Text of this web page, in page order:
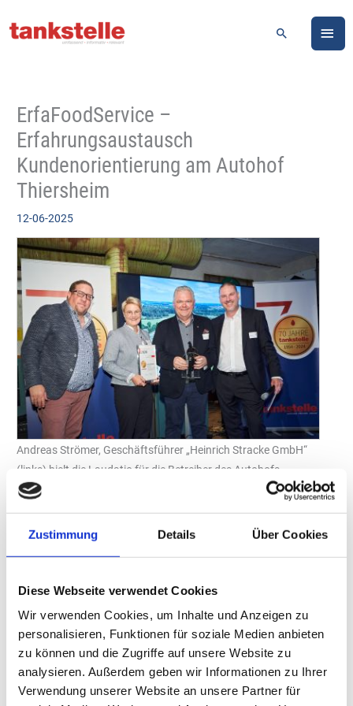
Zustimmung Details Über Cookies
Diese Webseite verwendet Cookies
Wir verwenden Cookies, um Inhalte und Anzeigen zu
personalisieren, Funktionen für soziale Medien anbieten
zu können und die Zugriffe auf unsere Website zu
analysieren. Außerdem geben wir Informationen zu Ihrer
Verwendung unserer Website an unsere Partner für
Inhalt
Suchen
ErfaFoodService –
Erfahrungsaustausch
Kundenorientierung am Autohof
Thiersheim
12-06-2025
Andreas Strömer, Geschäftsführer „Heinrich Stracke GmbH“
(links) hielt die Laudatio für die Betreiber des Autohofs
Thiersheim, Silke und Rolf Küstner. Branchen-Netzwerker
Preisverleihung „Tankstelle des Jahres 2024“ im September in
Foto: Reinhard Rosendahl
Netzwerker Istvan Elias und Nico Krippl ein zum
Erfahrungsaustausch zum Thema Kundenorienteriung am
Autohof Thiersheim.
In der Einladung heißt es: „Erfolgsgeschichten und innovative